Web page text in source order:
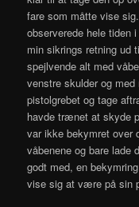
fare som måtte vise
observerede hele tiden
min sikrings retning ud
spejlvende alt med
venstre skulder og
pistolgrebet og tage
havde trænet at skyde
var ikke bekymret over
våbenene og bare lade
godt med, en
vise sig at være på sin